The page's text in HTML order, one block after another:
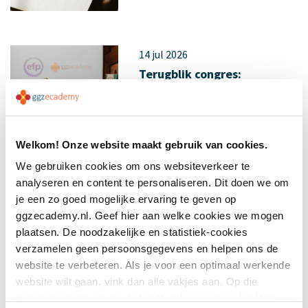
Welkom! Onze website maakt gebruik van cookies.
We gebruiken cookies om ons websiteverkeer te
analyseren en content te personaliseren. Dit doen we om
je een zo goed mogelijke ervaring te geven op
ggzecademy.nl. Geef hier aan welke cookies we mogen
plaatsen. De noodzakelijke en statistiek-cookies
verzamelen geen persoonsgegevens en helpen ons de
website te verbeteren. Als je voor een optimaal werkende
website wilt gaan, vink dan alle vakjes aan. Op die
14 jul 2026
Terugblik congres:
11 jul 2026
Resourcegroepen:
herstellen doe je samen